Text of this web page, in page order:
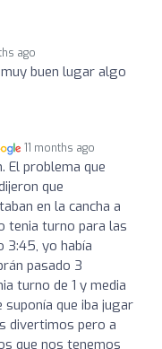
ago
buen lugar algo
11 months ago
El problema que
que
en la cancha a
tenia turno para las
3:45, yo había
pasado 3
turno de 1 y media
que iba jugar
divertimos pero a
que nos tenemos